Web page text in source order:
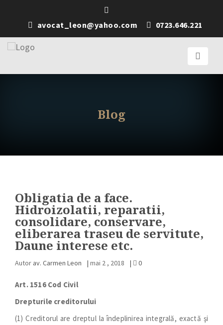
avocat_leon@yahoo.com 0723.646.221
Blog
Obligatia de a face.
Hidroizolatii, reparatii,
consolidare, conservare,
eliberarea traseu de servitute,
Daune interese etc.
Autor av. Carmen Leon | mai 2 , 2018 | 0
Art. 1516 Cod Civil
Drepturile creditorului
(1) Creditorul are dreptul la îndeplinirea integrală, exactă şi